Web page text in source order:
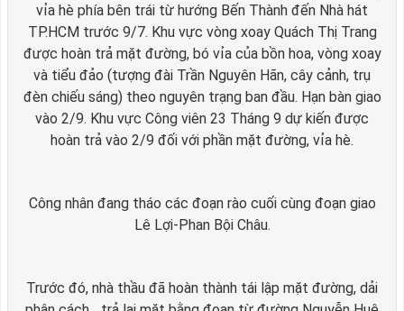
vỉa hè phía bên trái từ hướng Bến Thành đến Nhà hát
TP.HCM trước 9/7. Khu vực vòng xoay Quách Thị Trang
được hoàn trả mặt đường, bó vỉa của bồn hoa, vòng xoay
và tiểu đảo (tượng đài Trần Nguyên Hãn, cây cảnh, trụ
đèn chiếu sáng) theo nguyên trạng ban đầu. Hạn bàn giao
vào 2/9. Khu vực Công viên 23 Tháng 9 dự kiến được
hoàn trả vào 2/9 đối với phần mặt đường, vỉa hè.
Công nhân đang tháo các đoạn rào cuối cùng đoạn giao
Lê Lợi-Phan Bội Châu.
Trước đó, nhà thầu đã hoàn thành tái lập mặt đường, dải